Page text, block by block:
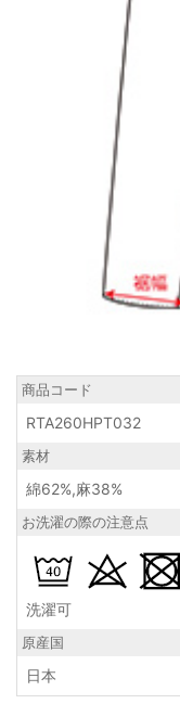
商品コード
RTA260HPT032
素材
綿62%,麻38%
お洗濯の際の注意点
洗濯可
原産国
日本